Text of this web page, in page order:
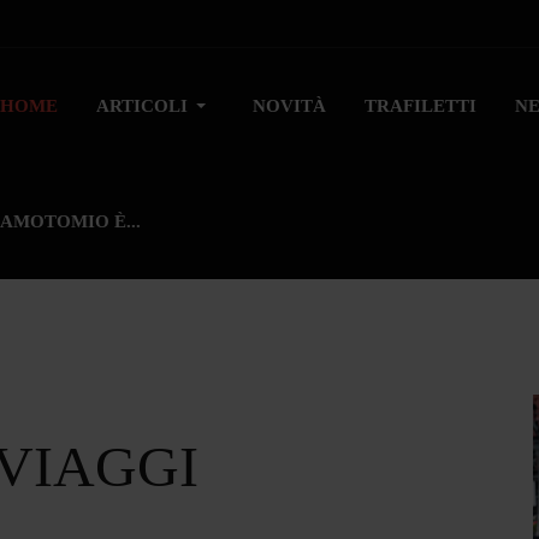
HOME ARTICOLI NOVITÀ TRAFILETTI
AMOTOMIO È...